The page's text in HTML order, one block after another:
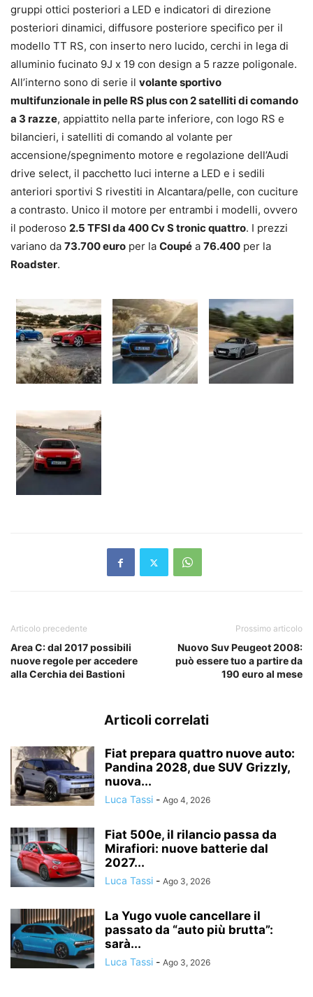
gruppi ottici posteriori a LED e indicatori di direzione
posteriori dinamici, diffusore posteriore specifico per il
modello TT RS, con inserto nero lucido, cerchi in lega di
alluminio fucinato 9J x 19 con design a 5 razze poligonale.
All’interno sono di serie il volante sportivo
multifunzionale in pelle RS plus con 2 satelliti di comando
a 3 razze, appiattito nella parte inferiore, con logo RS e
bilancieri, i satelliti di comando al volante per
accensione/spegnimento motore e regolazione dell’Audi
drive select, il pacchetto luci interne a LED e i sedili
anteriori sportivi S rivestiti in Alcantara/pelle, con cuciture
a contrasto. Unico il motore per entrambi i modelli, ovvero
il poderoso 2.5 TFSI da 400 Cv S tronic quattro. I prezzi
variano da 73.700 euro per la Coupé a 76.400 per la
Roadster.
Articolo precedente
Area C: dal 2017 possibili
nuove regole per accedere
alla Cerchia dei Bastioni
Prossimo articolo
Nuovo Suv Peugeot 2008:
può essere tuo a partire da
190 euro al mese
Articoli correlati
Fiat prepara quattro nuove auto:
Pandina 2028, due SUV Grizzly,
nuova...
Luca Tassi - Ago 4, 2026
Fiat 500e, il rilancio passa da
Mirafiori: nuove batterie dal
2027...
Luca Tassi - Ago 3, 2026
La Yugo vuole cancellare il
passato da “auto più brutta”:
sarà...
Luca Tassi - Ago 3, 2026